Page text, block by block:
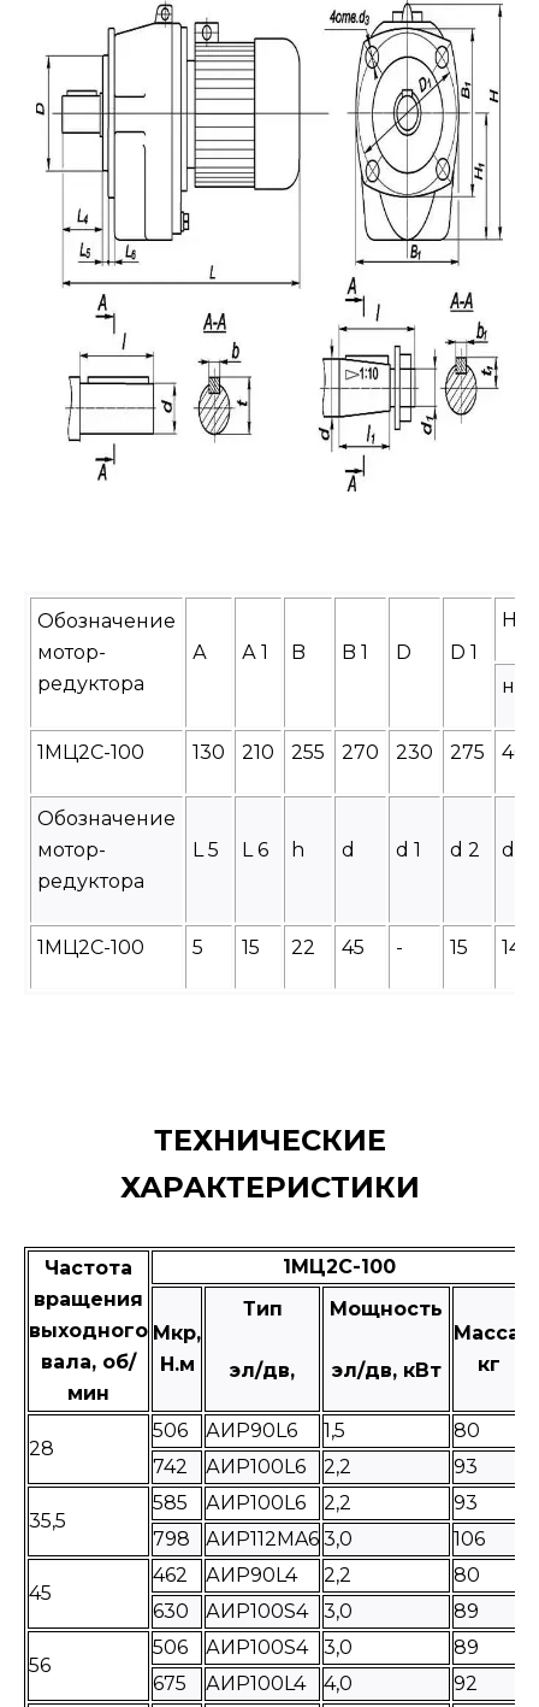
Обозначение
мотор-
редуктора
А А 1 B B 1 D D 1
H
не
1МЦ2С-100 130 210 255 270 230 275 400
Обозначение
мотор-
редуктора
L 5 L 6 h d d 1 d 2 d 3
1МЦ2С-100 5 15 22 45 - 15 14
ТЕХНИЧЕСКИЕ
ХАРАКТЕРИСТИКИ
Частота
вращения
выходного
вала, об/
мин
1МЦ2С-100
Мкр,
Н.м
Тип
эл/дв,
Мощность
эл/дв, кВт
Масса,
кг
28
506 АИР90L6 1,5
80
742
АИР100L6 2,2 93
35,5
585 АИР100L6 2,2
93
798
АИР112MA6 3,0 106
45
462 АИР90L4 2,2
80
630
АИР100S4 3,0 89
56
506 АИР100S4 3,0
89
675
АИР100L4 4,0 92